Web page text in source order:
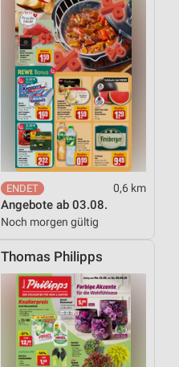
0,6 km
Angebote ab 03.08.
Noch morgen gültig
Thomas Philipps